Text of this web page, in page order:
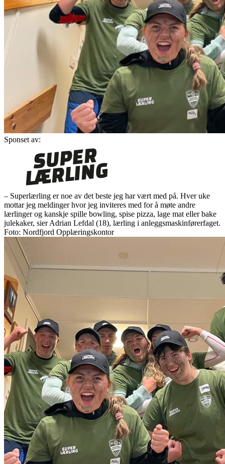
Sponset av:
– Superlærling er noe av det beste jeg har vært med på. Hver uke
mottar jeg meldinger hvor jeg inviteres med for å møte andre
lærlinger og kanskje spille bowling, spise pizza, lage mat eller bake
julekaker, sier Adrian Lefdal (18), lærling i anleggsmaskinførerfaget.
Foto: Nordfjord Opplæringskontor